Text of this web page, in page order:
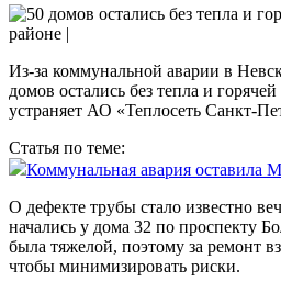
Из-за коммунальной аварии в
домов остались без тепла и
устраняет АО «Теплосеть Санкт-
Статья по теме:
Коммунальная авария оставила
О дефекте трубы стало известно
начались у дома 32 по проспекту
была тяжелой, поэтому за ремонт
чтобы минимизировать риски.